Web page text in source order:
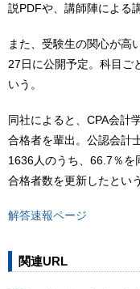
説PDFや、講師陣による
また、受験生の関心が高
27日に公開予定。科目ご
いう。
同社によると、CPA会計
合格者を輩出。公認会計
1636人のうち、66.7％を
合格者数を更新したという
解答速報ページ
関連URL